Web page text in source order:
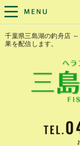
千葉県三島湖の釣舟店
果を配信します。